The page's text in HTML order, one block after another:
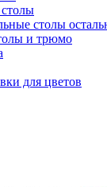
столы
и трюмо
для цветов